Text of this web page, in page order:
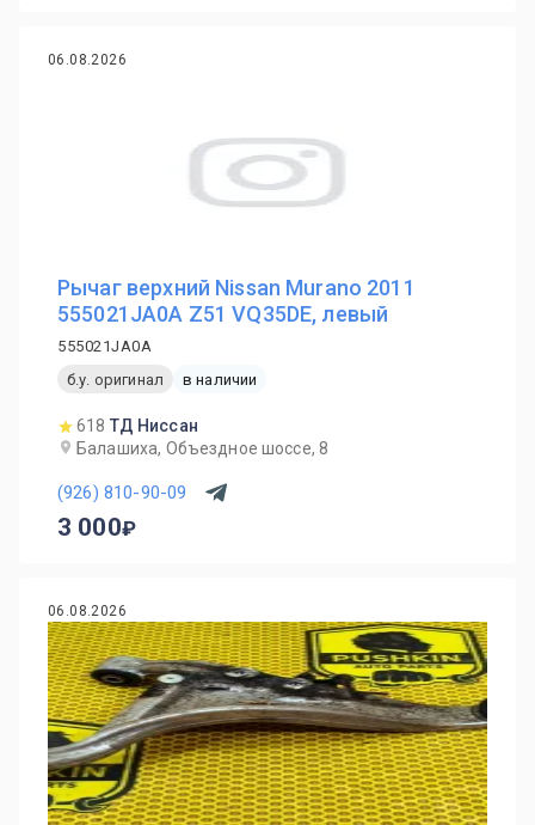
06.08.2026
Рычаг верхний Nissan Murano 2011
555021JA0A Z51 VQ35DE, левый
555021JA0A
б.у. оригинал
в наличии
618 ТД Ниссан
Балашиха, Объездное шоссе, 8
(926) 810-90-09
3 000
06.08.2026